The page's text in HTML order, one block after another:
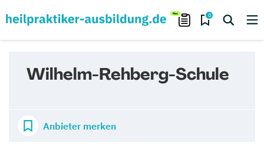
0
Wilhelm-Rehberg-Schule
Anbieter merken